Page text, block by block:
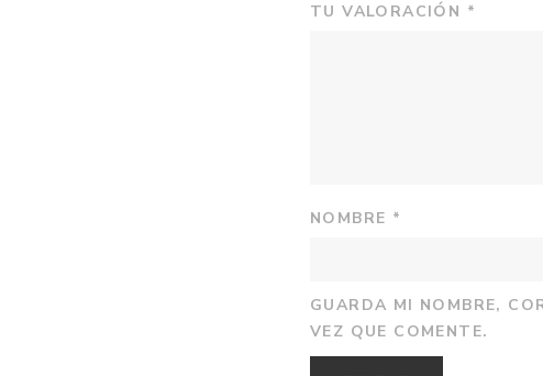
TU VALORACIÓN *
NOMBRE *
GUARDA MI NOMBRE,
VEZ QUE COMENTE.